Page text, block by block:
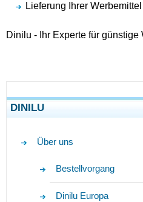
Lieferung Ihrer
Dinilu - Ihr Experte für günstige
DINILU
Über uns
Bestellvorgang
Dinilu Europa